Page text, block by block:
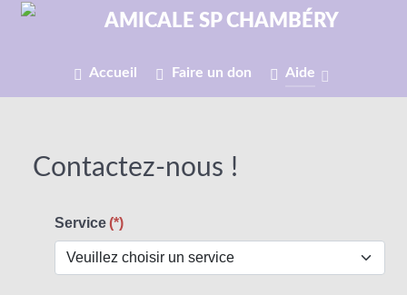
Accueil Faire un don Aide
Contactez-nous !
Service(*)